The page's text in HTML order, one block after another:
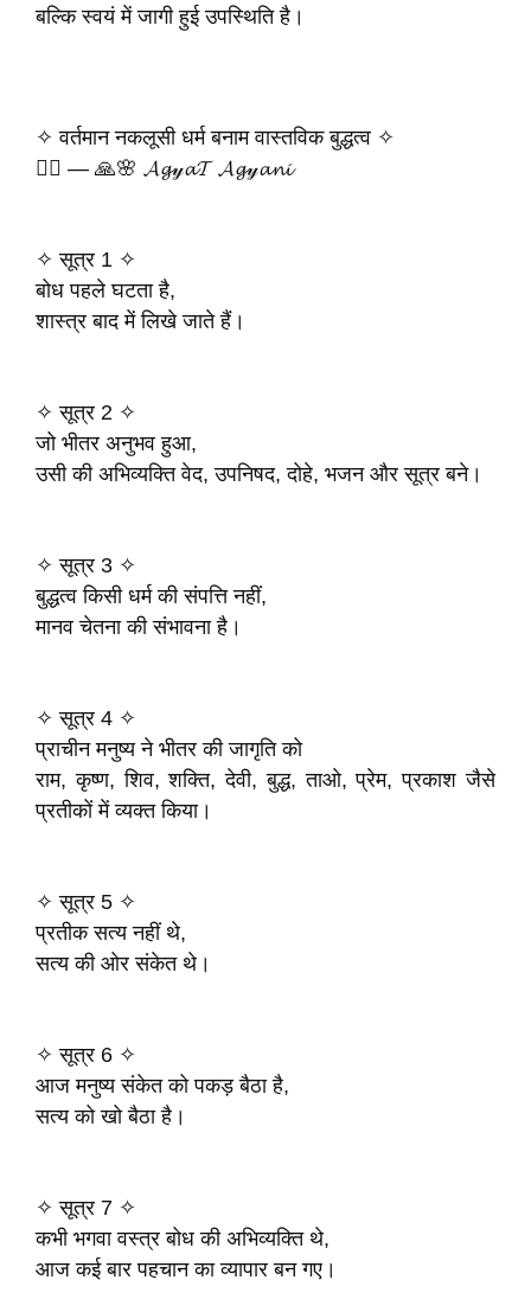
बल्कि स्वयं में जागी हुई उपस्थिति है।
✧ वर्तमान नकलूसी धर्म बनाम वास्तविक बुद्धत्व ✧
✍🏻 — 🙏🌸 𝓐𝓰𝓎𝓪𝓣 𝓐𝓰𝓎𝓪𝓷𝓲
✧ सूत्र 1 ✧
बोध पहले घटता है,
शास्त्र बाद में लिखे जाते हैं।
✧ सूत्र 2 ✧
जो भीतर अनुभव हुआ,
उसी की अभिव्यक्ति वेद, उपनिषद, दोहे, भजन और सूत्र बने।
✧ सूत्र 3 ✧
बुद्धत्व किसी धर्म की संपत्ति नहीं,
मानव चेतना की संभावना है।
✧ सूत्र 4 ✧
प्राचीन मनुष्य ने भीतर की जागृति को
राम, कृष्ण, शिव, शक्ति, देवी, बुद्ध, ताओ, प्रेम, प्रकाश जैसे
प्रतीकों में व्यक्त किया।
✧ सूत्र 5 ✧
प्रतीक सत्य नहीं थे,
सत्य की ओर संकेत थे।
✧ सूत्र 6 ✧
आज मनुष्य संकेत को पकड़ बैठा है,
सत्य को खो बैठा है।
✧ सूत्र 7 ✧
कभी भगवा वस्त्र बोध की अभिव्यक्ति थे,
आज कई बार पहचान का व्यापार बन गए।